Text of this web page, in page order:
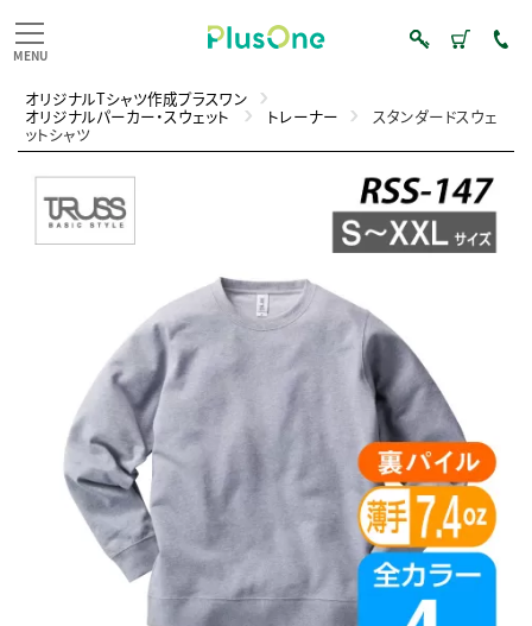
オリジナルTシャツ作成プラスワン
オリジナルパーカー・スウェット トレーナー スタンダードスウェ
ットシャツ